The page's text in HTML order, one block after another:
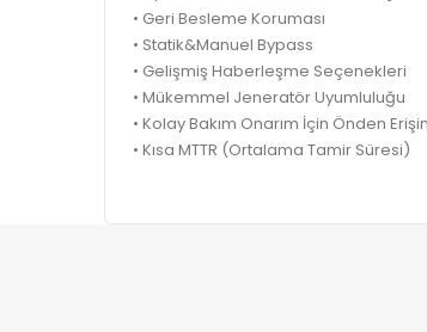
• Geri Besleme Koruması
• Statik&Manuel Bypass
• Gelişmiş Haberleşme Seçenekleri
• Mükemmel Jeneratör Uyumluluğu
• Kolay Bakım Onarım İçin Önden
• Kısa MTTR (Ortalama Tamir Süresi)